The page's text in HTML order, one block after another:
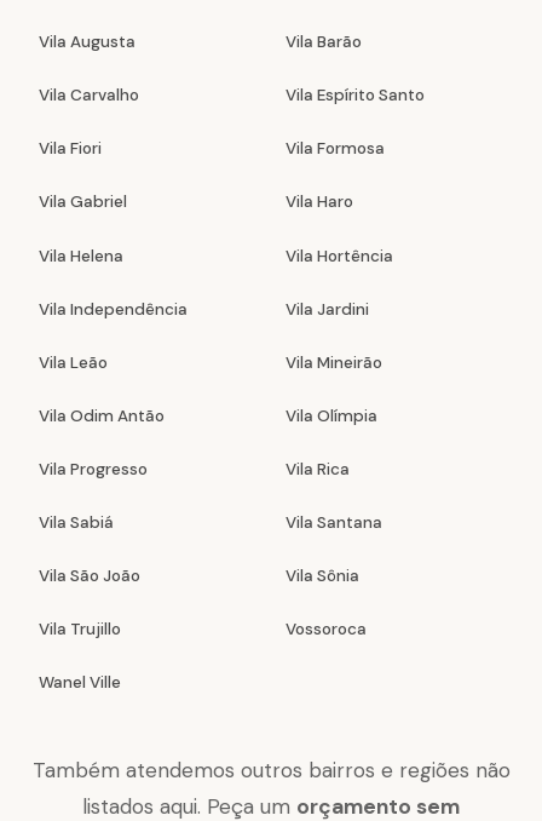
Vila Augusta Vila Barão
Vila Carvalho Vila Espírito Santo
Vila Fiori Vila Formosa
Vila Gabriel Vila Haro
Vila Helena Vila Hortência
Vila Independência Vila Jardini
Vila Leão Vila Mineirão
Vila Odim Antão Vila Olímpia
Vila Progresso Vila Rica
Vila Sabiá Vila Santana
Vila São João Vila Sônia
Vila Trujillo Vossoroca
Wanel Ville
Também atendemos outros bairros e regiões não
listados aqui. Peça um orçamento sem